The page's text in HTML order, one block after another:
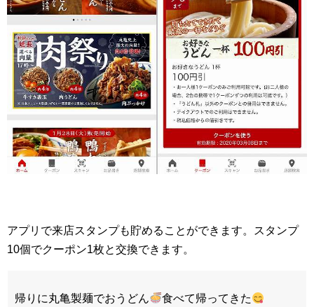
アプリで来店スタンプも貯めることができます。スタンプ
10個でクーポン1枚と交換できます。
帰りに丸亀製麺でおうどん 食べて帰ってきた